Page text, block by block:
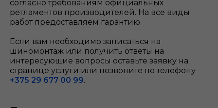
согласно требованиям официальных
регламентов производителей. На все виды
работ предоставляем гарантию.
Если вам необходимо записаться на
шиномонтаж или получить ответы на
интересующие вопросы оставьте заявку на
странице услуги или позвоните по телефону
+375 29 677 00 99.